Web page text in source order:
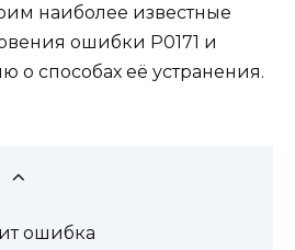
наиболее известные
ошибки Р0171 и
о способах её устранения.
ошибка